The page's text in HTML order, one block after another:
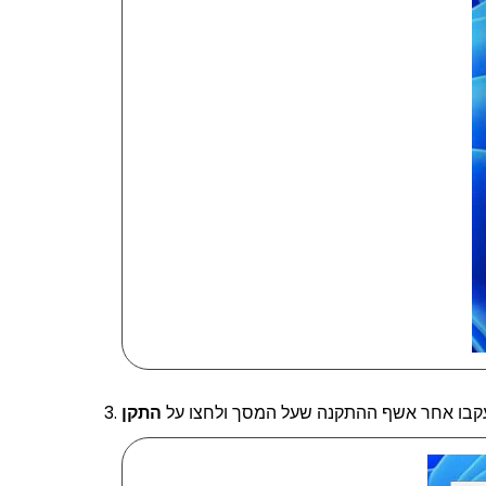
אחר אשף ההתקנה שעל המסך ולחצו על התקן